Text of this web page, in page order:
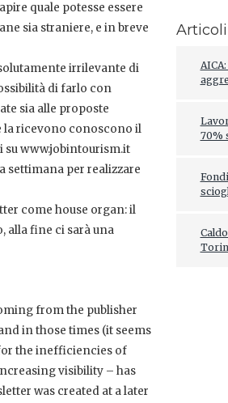
quale potesse essere
sia straniere, e in breve
irrilevante di
di farlo con
sia alle proposte
la ricevono conoscono il
su www.jobintourism.it
settimana per realizzare
come house organ: il
alla fine ci sarà una
from the publisher
in those times (it seems
the inefficiencies of
visibility – has
was created at a later
70%